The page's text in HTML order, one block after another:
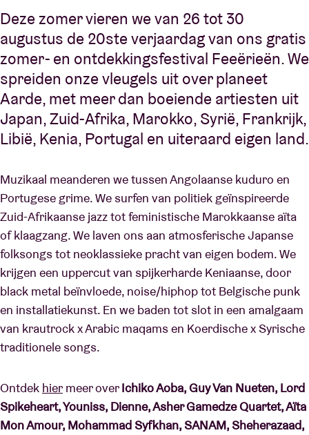
Over AB
Contact
Deze zomer vieren we van 26 tot 30
augustus de 20ste verjaardag van ons gratis
zomer- en ontdekkingsfestival Feeërieën. We
spreiden onze vleugels uit over planeet
Aarde, met meer dan boeiende artiesten uit
Japan, Zuid-Afrika, Marokko, Syrië, Frankrijk,
Libië, Kenia, Portugal en uiteraard eigen land.
Muzikaal meanderen we tussen Angolaanse kuduro en
Portugese grime. We surfen van politiek geïnspireerde
Zuid-Afrikaanse jazz tot feministische Marokkaanse aïta
of klaagzang. We laven ons aan atmosferische Japanse
folksongs tot neoklassieke pracht van eigen bodem. We
krijgen een uppercut van spijkerharde Keniaanse, door
black metal beïnvloede, noise/hiphop tot Belgische punk
en installatiekunst. En we baden tot slot in een amalgaam
van krautrock x Arabic maqams en Koerdische x Syrische
traditionele songs.
Ontdek hier meer overIchiko Aoba, Guy Van Nueten, Lord
Spikeheart, Youniss, Dienne, Asher Gamedze Quartet, Aïta
Mon Amour, Mohammad Syfkhan, SANAM, Sheherazaad,